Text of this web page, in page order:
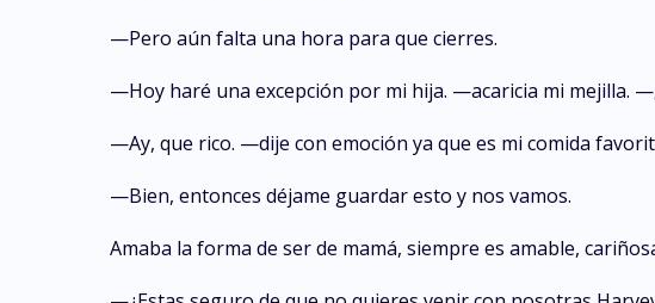
—Pero aún falta una hora para que cierres.
—Hoy haré una excepción por mi hija. —acaricia mi mejilla.
—Ay, que rico. —dije con emoción ya que es mi comida
—Bien, entonces déjame guardar esto y nos vamos.
Amaba la forma de ser de mamá, siempre es amable,